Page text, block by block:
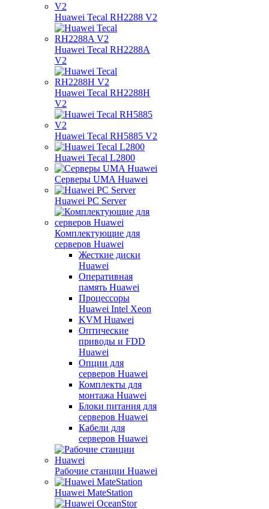
Huawei Tecal RH2288 V2
Huawei Tecal RH2288A
V2
Huawei Tecal RH2288H
V2
Huawei Tecal RH5885 V2
Huawei Tecal L2800
Серверы UMA Huawei
Huawei PC Server
Комплектующие для
серверов Huawei
Жесткие диски
Huawei
Оперативная
память Huawei
Процессоры
Huawei Intel Xeon
KVM Huawei
Оптические
приводы и FDD
Huawei
Опции для
серверов Huawei
Комплекты для
монтажа Huawei
Блоки питания для
серверов Huawei
Кабели для
серверов Huawei
Рабочие станции Huawei
Huawei MateStation